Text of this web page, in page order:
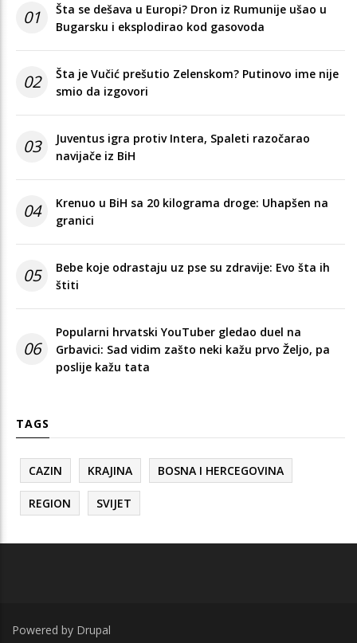
01
Šta se dešava u Europi? Dron iz Rumunije ušao u
Bugarsku i eksplodirao kod gasovoda
02
Šta je Vučić prešutio Zelenskom? Putinovo ime nije
smio da izgovori
03
Juventus igra protiv Intera, Spaleti razočarao
navijače iz BiH
04
Krenuo u BiH sa 20 kilograma droge: Uhapšen na
granici
05
Bebe koje odrastaju uz pse su zdravije: Evo šta ih
štiti
06
Popularni hrvatski YouTuber gledao duel na
Grbavici: Sad vidim zašto neki kažu prvo Željo, pa
poslije kažu tata
TAGS
CAZIN KRAJINA BOSNA I HERCEGOVINA
REGION SVIJET
Powered by Drupal